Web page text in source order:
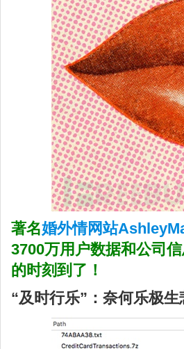
著名婚外情网站
3700万用户数据和公司
的时刻到了！
“及时行乐”：奈何乐极生